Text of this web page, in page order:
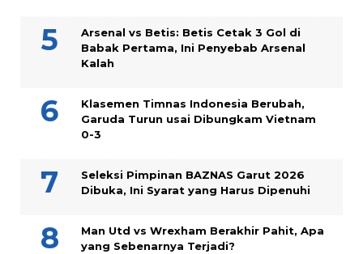
Arsenal vs Betis: Betis Cetak 3 Gol di
Babak Pertama, Ini Penyebab Arsenal
Kalah
Klasemen Timnas Indonesia Berubah,
Garuda Turun usai Dibungkam Vietnam
0-3
Seleksi Pimpinan BAZNAS Garut 2026
Dibuka, Ini Syarat yang Harus Dipenuhi
Man Utd vs Wrexham Berakhir Pahit, Apa
yang Sebenarnya Terjadi?